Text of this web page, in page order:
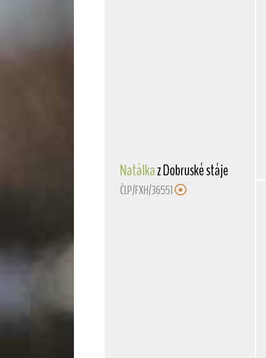
Natálkaz Dobruské stáje
ČLP/FXH/36551